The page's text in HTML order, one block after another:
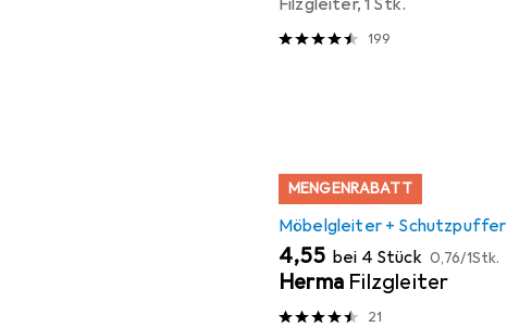
Filzgleiter, 1 Stk.
199
MENGENRABATT
Möbelgleiter + Schutzpuffer
EUR
4,55 bei 4 Stück EUR
0,76/1Stk.
Herma Filzgleiter
21